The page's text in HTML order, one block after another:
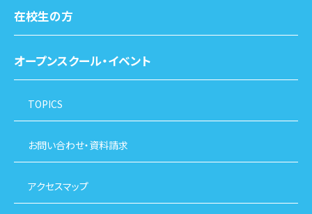
在校生の方
オープンスクール・イベント
TOPICS
お問い合わせ・資料請求
アクセスマップ